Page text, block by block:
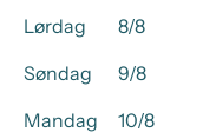
Lørdag
8/8
Søndag
9/8
Mandag
10/8